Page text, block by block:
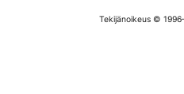
Tekijänoikeus ©